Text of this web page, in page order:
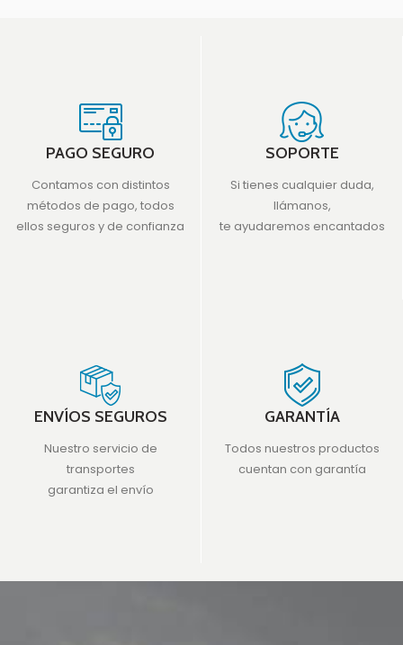
PAGO SEGURO
Contamos con distintos
métodos de pago, todos
ellos seguros y de confianza
SOPORTE
Si tienes cualquier duda,
llámanos,
te ayudaremos encantados
ENVÍOS SEGUROS
Nuestro servicio de
transportes
garantiza el envío
GARANTÍA
Todos nuestros productos
cuentan con garantía